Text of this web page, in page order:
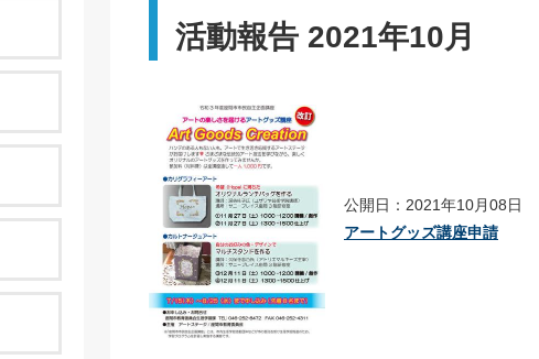
活動報告 2021年10月
公開日：2021年10月08日
アートグッズ講座申請